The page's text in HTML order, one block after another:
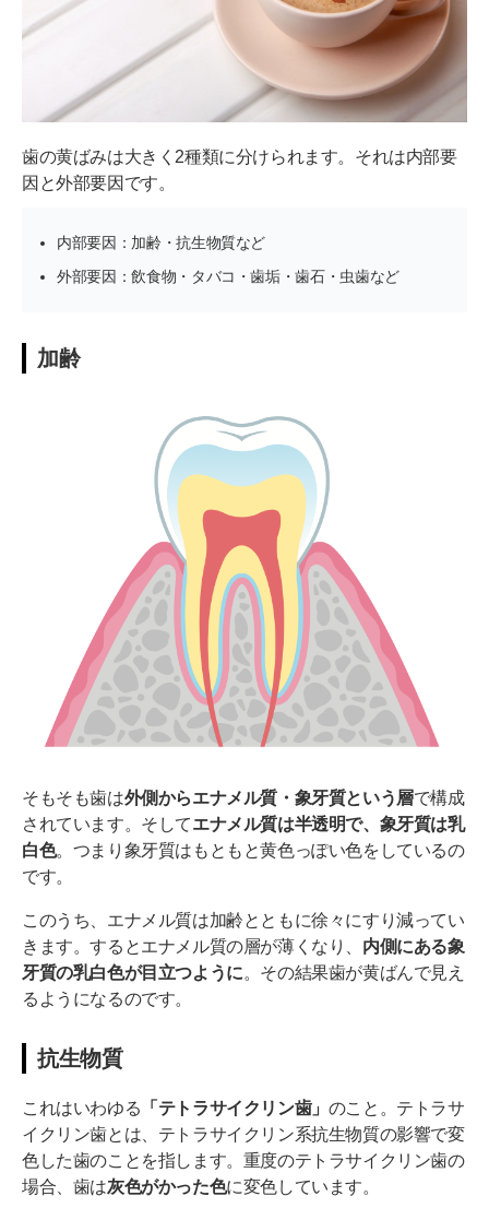
飲食後にうがいやブラッシングをする
定期的にクリーニングを受ける
歯のホワイトニング方法
市販のホワイトニンググッズを使用する
クリニックでクリーニングを受ける
クリニックでホワイトニングを受ける（オフィスホワイ
デュアルホワイトニング（オフィス＋ホーム）
市販品のホワイトニングの注意点
研磨剤の有無を確認する
「重曹磨き」はやめよう
すぐに効果がなくなることも
海外通販サイトに要注意
歯の黄ばみに効果的なホワイトニングとは
歯科医院でもホワイトニングできないことがある？
ホワイトニングを避けるべき人がいる
歯の黄ばみの種類を知って適切なホワイトニングを
歯の黄ばみは大きく2種類に分けられます。それは内部要
因と外部要因です。
内部要因：加齢・抗生物質など
外部要因：飲食物・タバコ・歯垢・歯石・虫歯など
加齢
そもそも歯は外側からエナメル質・象牙質という層で構成
されています。そしてエナメル質は半透明で、象牙質は乳
白色。つまり象牙質はもともと黄色っぽい色をしているの
です。
このうち、エナメル質は加齢とともに徐々にすり減ってい
きます。するとエナメル質の層が薄くなり、 内側にある象
牙質の乳白色が目立つように。その結果歯が黄ばんで見え
るようになるのです。
抗生物質
これはいわゆる 「テトラサイクリン歯」 のこと。テトラサ
イクリン歯とは、テトラサイクリン系抗生物質の影響で変
色した歯のことを指します。重度のテトラサイクリン歯の
場合、歯は灰色がかった色に変色しています。